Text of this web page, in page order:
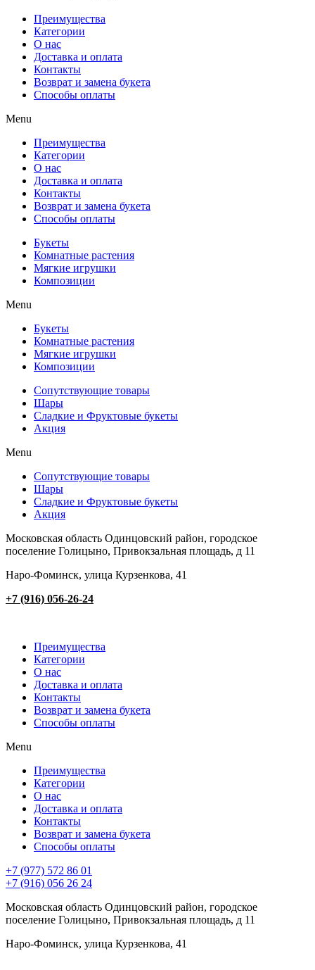
Преимущества
Категории
О нас
Доставка и оплата
Контакты
Возврат и замена букета
Способы оплаты
Menu
Преимущества
Категории
О нас
Доставка и оплата
Контакты
Возврат и замена букета
Способы оплаты
Букеты
Комнатные растения
Мягкие игрушки
Композиции
Menu
Букеты
Комнатные растения
Мягкие игрушки
Композиции
Сопутствующие товары
Шары
Сладкие и Фруктовые букеты
Акция
Menu
Сопутствующие товары
Шары
Сладкие и Фруктовые букеты
Акция
Московская область Одинцовский район, городское
поселение Голицыно, Привокзальная площадь, д 11
Наро-Фоминск, улица Курзенкова, 41
+7 (916) 056-26-24
Преимущества
Категории
О нас
Доставка и оплата
Контакты
Возврат и замена букета
Способы оплаты
Menu
Преимущества
Категории
О нас
Доставка и оплата
Контакты
Возврат и замена букета
Способы оплаты
+7 (977) 572 86 01
+7 (916) 056 26 24
Московская область Одинцовский район, городское
поселение Голицыно, Привокзальная площадь, д 11
Наро-Фоминск, улица Курзенкова, 41